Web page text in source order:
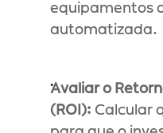
equipamentos
automatizada.
Avaliar o
(ROI): Calcular